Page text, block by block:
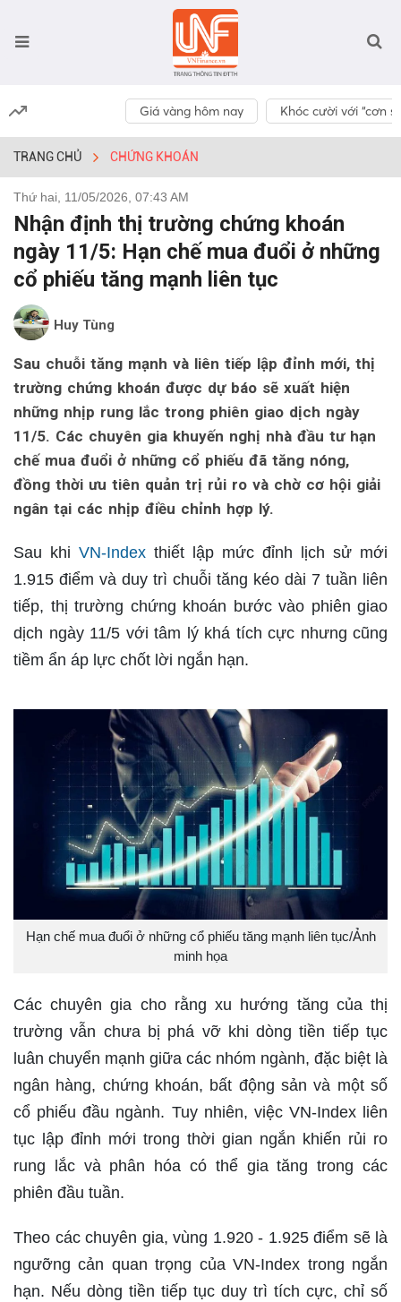
Giá vàng hôm nay Khóc cười với “cơn
TRANG CHỦ CHỨNG KHOÁN
Thứ hai, 11/05/2026, 07:43 AM
Nhận định thị trường chứng khoán
ngày 11/5: Hạn chế mua đuổi ở những
cổ phiếu tăng mạnh liên tục
Huy Tùng
Sau chuỗi tăng mạnh và liên tiếp lập đỉnh mới, thị
trường chứng khoán được dự báo sẽ xuất hiện
những nhịp rung lắc trong phiên giao dịch ngày
11/5. Các chuyên gia khuyến nghị nhà đầu tư hạn
chế mua đuổi ở những cổ phiếu đã tăng nóng,
đồng thời ưu tiên quản trị rủi ro và chờ cơ hội giải
ngân tại các nhịp điều chỉnh hợp lý.
Sau khi VN-Index thiết lập mức đỉnh lịch sử mới
1.915 điểm và duy trì chuỗi tăng kéo dài 7 tuần liên
tiếp, thị trường chứng khoán bước vào phiên giao
dịch ngày 11/5 với tâm lý khá tích cực nhưng cũng
tiềm ẩn áp lực chốt lời ngắn hạn.
Hạn chế mua đuổi ở những cổ phiếu tăng mạnh liên tục/Ảnh
minh họa
Các chuyên gia cho rằng xu hướng tăng của thị
trường vẫn chưa bị phá vỡ khi dòng tiền tiếp tục
luân chuyển mạnh giữa các nhóm ngành, đặc biệt là
ngân hàng, chứng khoán, bất động sản và một số
cổ phiếu đầu ngành. Tuy nhiên, việc VN-Index liên
tục lập đỉnh mới trong thời gian ngắn khiến rủi ro
rung lắc và phân hóa có thể gia tăng trong các
phiên đầu tuần.
Theo các chuyên gia, vùng 1.920 - 1.925 điểm sẽ là
ngưỡng cản quan trọng của VN-Index trong ngắn
hạn. Nếu dòng tiền tiếp tục duy trì tích cực, chỉ số